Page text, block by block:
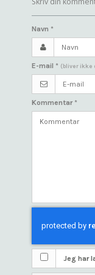
Navn *
E-mail * (bliver ikke
Kommentar *
Jeg har